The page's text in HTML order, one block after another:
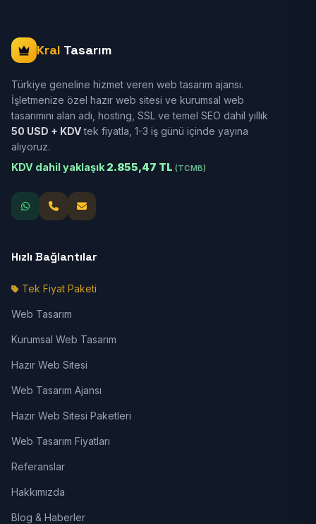
Kral Tasarım
Türkiye geneline hizmet veren web tasarım ajansı.
İşletmenize özel hazır web sitesi ve kurumsal web
tasarımını alan adı, hosting, SSL ve temel SEO dahil yıllık
50 USD + KDVtek fiyatla, 1-3 iş günü içinde yayına
alıyoruz.
KDV dahil yaklaşık 2.855,47 TL (TCMB)
Hızlı Bağlantılar
Tek Fiyat Paketi
Web Tasarım
Kurumsal Web Tasarım
Hazır Web Sitesi
Web Tasarım Ajansı
Hazır Web Sitesi Paketleri
Web Tasarım Fiyatları
Referanslar
Hakkımızda
Blog & Haberler